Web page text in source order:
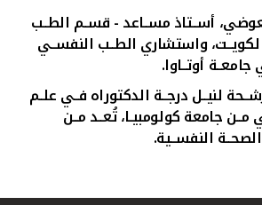
أســتاذ مســاعد - قســم الطــب
واستشاري الطــب النفســي
أوتــاوا.
لنيــل درجــة الدكتوراه فــي علــم
مــن جامعة كولومبيـا، تُعــد مــن
النفســية.